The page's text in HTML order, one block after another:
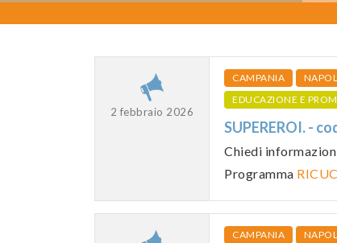
2 febbraio 2026
CAMPANIA
EDUCAZIONE E
SUPEREROI. -
Chiedi
Programma
CAMPANIA